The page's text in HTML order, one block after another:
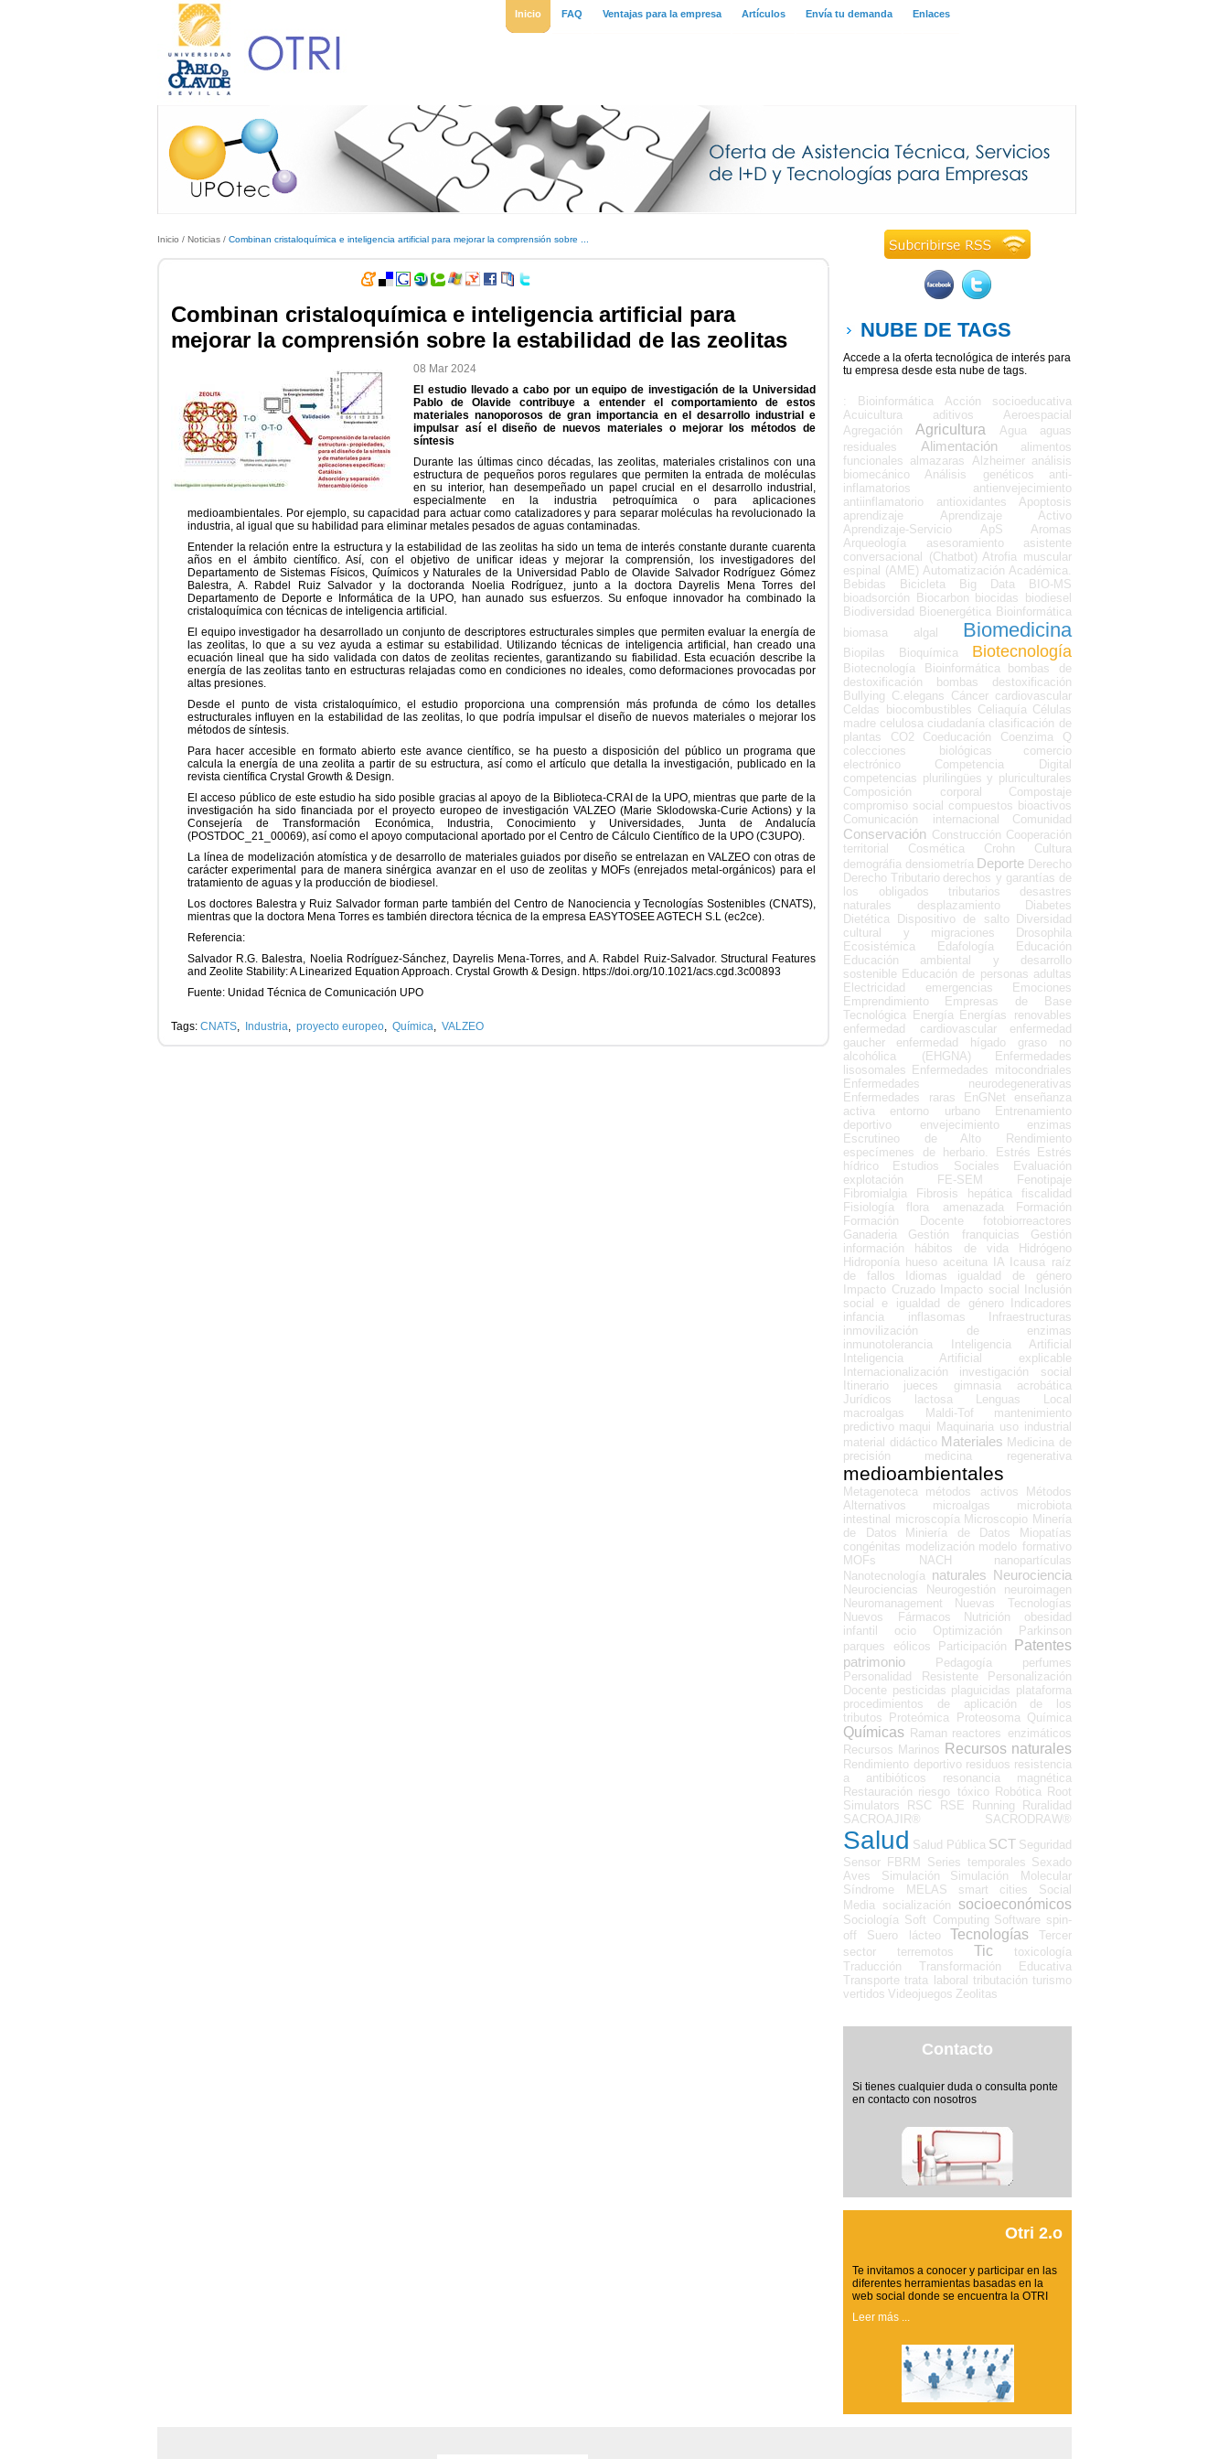
Inicio FAQ Ventajas para la empresa Artículos Envía tu demanda Enlaces
Inicio / Noticias / Combinan cristaloquímica e inteligencia artificial para mejorar la comprensión sobre ...
Combinan cristaloquímica e inteligencia artificial para
mejorar la comprensión sobre la estabilidad de las zeolitas
08 Mar 2024
El estudio llevado a cabo por un equipo de investigación de la Universidad
Pablo de Olavide contribuye a entender el comportamiento de estos
materiales nanoporosos de gran importancia en el desarrollo industrial e
impulsar así el diseño de nuevos materiales o mejorar los métodos de
síntesis
Durante las últimas cinco décadas, las zeolitas, materiales cristalinos con una
estructura de pequeños poros regulares que permiten la entrada de moléculas
en su interior, han desempeñado un papel crucial en el desarrollo industrial,
especialmente en la industria petroquímica o para aplicaciones
medioambientales. Por ejemplo, su capacidad para actuar como catalizadores y para separar moléculas ha revolucionado la
industria, al igual que su habilidad para eliminar metales pesados de aguas contaminadas.
Entender la relación entre la estructura y la estabilidad de las zeolitas ha sido un tema de interés constante durante cuarenta
años en el ámbito científico. Así, con el objetivo de unificar ideas y mejorar la comprensión, los investigadores del
Departamento de Sistemas Físicos, Químicos y Naturales de la Universidad Pablo de Olavide Salvador Rodríguez Gómez
Balestra, A. Rabdel Ruiz Salvador y la doctoranda Noelia Rodríguez, junto a la doctora Dayrelis Mena Torres del
Departamento de Deporte e Informática de la UPO, han aunado sus esfuerzos. Su enfoque innovador ha combinado la
cristaloquímica con técnicas de inteligencia artificial.
El equipo investigador ha desarrollado un conjunto de descriptores estructurales simples que permiten evaluar la energía de
las zeolitas, lo que a su vez ayuda a estimar su estabilidad. Utilizando técnicas de inteligencia artificial, han creado una
ecuación lineal que ha sido validada con datos de zeolitas recientes, garantizando su fiabilidad. Esta ecuación describe la
energía de las zeolitas tanto en estructuras relajadas como en condiciones no ideales, como deformaciones provocadas por
altas presiones.
Desde el punto de vista cristaloquímico, el estudio proporciona una comprensión más profunda de cómo los detalles
estructurales influyen en la estabilidad de las zeolitas, lo que podría impulsar el diseño de nuevos materiales o mejorar los
métodos de síntesis.
Para hacer accesible en formato abierto este avance científico, se ha puesto a disposición del público un programa que
calcula la energía de una zeolita a partir de su estructura, así como el artículo que detalla la investigación, publicado en la
revista científica Crystal Growth & Design.
El acceso público de este estudio ha sido posible gracias al apoyo de la Biblioteca-CRAI de la UPO, mientras que parte de la
investigación ha sido financiada por el proyecto europeo de investigación VALZEO (Marie Sklodowska-Curie Actions) y la
Consejería de Transformación Económica, Industria, Conocimiento y Universidades, Junta de Andalucía
(POSTDOC_21_00069), así como el apoyo computacional aportado por el Centro de Cálculo Científico de la UPO (C3UPO).
La línea de modelización atomística y de desarrollo de materiales guiados por diseño se entrelazan en VALZEO con otras de
carácter experimental para de manera sinérgica avanzar en el uso de zeolitas y MOFs (enrejados metal-orgánicos) para el
tratamiento de aguas y la producción de biodiesel.
Los doctores Balestra y Ruiz Salvador forman parte también del Centro de Nanociencia y Tecnologías Sostenibles (CNATS),
mientras que la doctora Mena Torres es también directora técnica de la empresa EASYTOSEE AGTECH S.L (ec2ce).
Referencia:
Salvador R.G. Balestra, Noelia Rodríguez-Sánchez, Dayrelis Mena-Torres, and A. Rabdel Ruiz-Salvador. Structural Features
and Zeolite Stability: A Linearized Equation Approach. Crystal Growth & Design. https://doi.org/10.1021/acs.cgd.3c00893
Fuente: Unidad Técnica de Comunicación UPO
Tags: CNATS, Industria, proyecto europeo, Química, VALZEO
NUBE DE TAGS
Accede a la oferta tecnológica de interés para
tu empresa desde esta nube de tags.
: Bioinformática
Acción socioeducativa
Acuicultura
aditivos
Aeroespacial
Agregación
Agricultura Agua
aguas
residuales
Alimentación
alimentos
funcionales almazaras Alzheimer análisis
biomecánico
Análisis genéticos
anti-
inflamatorios
antienvejecimiento
antiinflamatorio
antioxidantes
Apoptosis
aprendizaje
Aprendizaje Activo
Aprendizaje-Servicio
ApS
Aromas
Arqueología
asesoramiento
asistente
conversacional (Chatbot) Atrofia muscular
espinal (AME) Automatización Académica.
Bebidas
Bicicleta Big Data
BIO-MS
bioadsorción
Biocarbon biocidas
biodiesel
Biodiversidad
Bioenergética Bioinformática
biomasa algal
Biomedicina
Biopilas Bioquímica Biotecnología
Biotecnología Bioinformática
bombas de
destoxificación
bombas destoxificación
Bullying C.elegans Cáncer cardiovascular
Celdas biocombustibles Celiaquía Células
madre celulosa ciudadanía clasificación de
plantas
CO2 Coeducación
Coenzima Q
colecciones biológicas
comercio
electrónico
Competencia Digital
competencias plurilingües y pluriculturales
Composición corporal
Compostaje
compromiso social compuestos bioactivos
Comunicación internacional
Comunidad
Conservación Construcción Cooperación
territorial
Cosmética Crohn
Cultura
demográfia densiometría Deporte Derecho
Derecho Tributario derechos y garantías de
los obligados tributarios
desastres
naturales
desplazamiento
Diabetes
Dietética
Dispositivo de salto
Diversidad
cultural y migraciones
Drosophila
Ecosistémica
Edafología
Educación
Educación ambiental y desarrollo
sostenible Educación de personas adultas
Electricidad
emergencias
Emociones
Emprendimiento
Empresas de Base
Tecnológica Energía Energías renovables
enfermedad cardiovascular
enfermedad
gaucher
enfermedad hígado graso no
alcohólica (EHGNA)
Enfermedades
lisosomales Enfermedades mitocondriales
Enfermedades neurodegenerativas
Enfermedades raras
EnGNet
enseñanza
activa
entorno urbano
Entrenamiento
deportivo
envejecimiento
enzimas
Escrutineo de Alto Rendimiento
especímenes de herbario.
Estrés
Estrés
hídrico
Estudios Sociales
Evaluación
explotación
FE-SEM
Fenotipaje
Fibromialgia
Fibrosis hepática
fiscalidad
Fisiología
flora amenazada
Formación
Formación Docente
fotobiorreactores
Ganaderia
Gestión franquicias
Gestión
información
hábitos de vida
Hidrógeno
Hidroponía hueso aceituna IA
Icausa raíz
de fallos
Idiomas
igualdad de género
Impacto Cruzado
Impacto social
Inclusión
social e igualdad de género
Indicadores
infancia
inflasomas
Infraestructuras
inmovilización de enzimas
inmunotolerancia
Inteligencia Artificial
Inteligencia Artificial explicable
Internacionalización
investigación social
Itinerario
jueces gimnasia acrobática
Jurídicos
lactosa Lenguas
Local
macroalgas
Maldi-Tof
mantenimiento
predictivo maqui Maquinaria uso industrial
material didáctico Materiales Medicina de
precisión
medicina regenerativa
medioambientales
Metagenoteca métodos activos
Métodos
Alternativos
microalgas
microbiota
intestinal microscopía Microscopio Minería
de Datos
Miniería de Datos
Miopatías
congénitas modelización modelo formativo
MOFs
NACH
nanopartículas
Nanotecnología naturales Neurociencia
Neurociencias Neurogestión
neuroimagen
Neuromanagement
Nuevas Tecnologías
Nuevos Fármacos
Nutrición
obesidad
infantil
ocio Optimización
Parkinson
parques eólicos
Participación
Patentes
patrimonio
Pedagogía
perfumes
Personalidad Resistente
Personalización
Docente pesticidas plaguicidas plataforma
procedimientos de aplicación de los
tributos
Proteómica Proteosoma Química
Químicas Raman reactores enzimáticos
Recursos Marinos Recursos naturales
Rendimiento deportivo residuos resistencia
a antibióticos
resonancia magnética
Restauración riesgo tóxico Robótica Root
Simulators
RSC RSE Running
Ruralidad
SACROAJIR®
SACRODRAW®
Salud Salud Pública SCT Seguridad
Sensor FBRM
Series temporales Sexado
Aves
Simulación
Simulación Molecular
Síndrome MELAS
smart cities
Social
Media socialización socioeconómicos
Sociología Soft Computing Software spin-
off
Suero lácteo Tecnologías
Tercer
sector
terremotos Tic
toxicología
Traducción
Transformación Educativa
Transporte trata laboral tributación turismo
vertidos Videojuegos Zeolitas
Contacto
Si tienes cualquier duda o consulta ponte
en contacto con nosotros
Otri 2.o
Te invitamos a conocer y participar en las
diferentes herramientas basadas en la
web social donde se encuentra la OTRI
Leer más ...